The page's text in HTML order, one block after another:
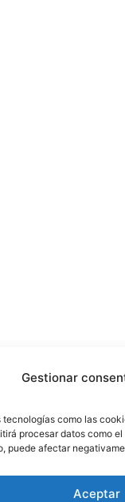
Gestionar
como las
procesar datos como
puede afectar
Aceptar